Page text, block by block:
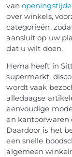
van
over winkels,
categorieën,
aansluit op uw
dat u wilt doen.
Hema heeft in
supermarkt,
wordt vaak
alledaagse
eenvoudige
en kantoorwaren
Daardoor is het
een snelle
algemeen